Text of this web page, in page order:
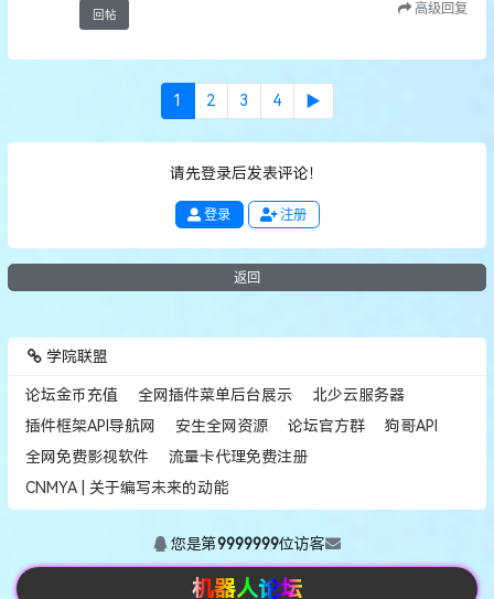
回帖 高级回复
1 2 3 4 ▶
请先登录后发表评论！
登录 注册
返回
学院联盟
论坛金币充值 全网插件菜单后台展示
北少云服务器
插件框架API导航网
安生全网资源 论坛官方群
狗哥API
全网免费影视软件
流量卡代理免费注册
CNMYA | 关于编写未来的动能
您是第9999999位访客
机器人论坛